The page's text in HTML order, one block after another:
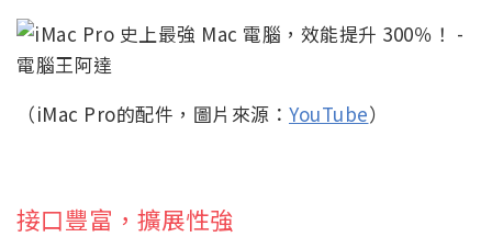
（iMac Pro的配件，圖片來源： YouTube）
接口豐富，擴展性強